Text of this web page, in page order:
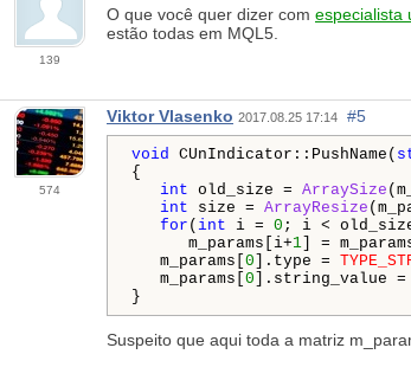
139
O que você quer dizer com especialista
estão todas em MQL5.
574
Viktor Vlasenko 2017.08.25 17:14 #5
void CUnIndicator::PushName(
{
int old_size = ArraySize
int size = ArrayResize
for ( int i = 0 ; i <
m_params[i+1 ] =
m_params[ 0 ].type =
m_params[ 0 ].string_value =
}
Suspeito que aqui toda a matriz